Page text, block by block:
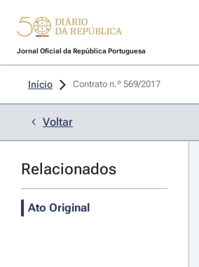
Jornal Oficial da República Portuguesa
Início Contrato n.º 569/2017
Voltar
Relacionados
Ato Original